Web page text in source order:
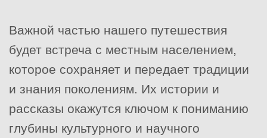
Важной частью нашего путешествия
будет встреча с местным населением,
которое сохраняет и передает традиции
и знания поколениям. Их истории и
рассказы окажутся ключом к пониманию
глубины культурного и научного